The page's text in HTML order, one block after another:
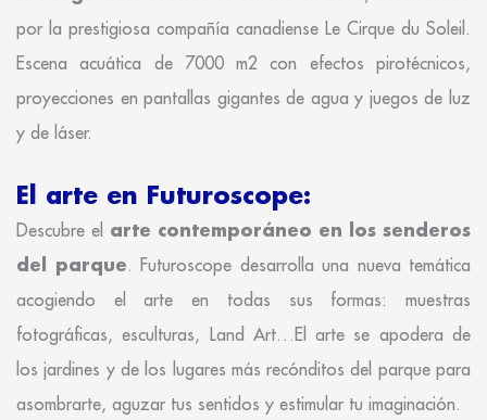
por la prestigiosa compañía canadiense Le Cirque du Soleil.
Escena acuática de 7000 m2 con efectos pirotécnicos,
proyecciones en pantallas gigantes de agua y juegos de luz
y de láser.
El arte en Futuroscope:
Descubre el arte contemporáneo en los senderos
del parque. Futuroscope desarrolla una nueva temática
acogiendo el arte en todas sus formas: muestras
fotográficas, esculturas, Land Art…El arte se apodera de
los jardines y de los lugares más recónditos del parque para
asombrarte, aguzar tus sentidos y estimular tu imaginación.